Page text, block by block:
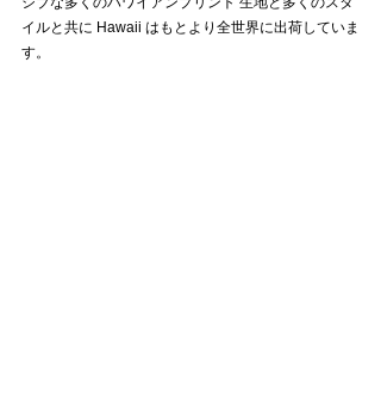
イルと共に Hawaii はもとより全世界に出荷していま
す。